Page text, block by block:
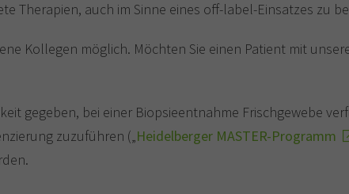
Therapien, auch im Sinne eines off-label-Einsatzes zu
Kollegen möglich. Möchten Sie einen Patient mit
gegeben, bei einer Biopsieentnahme Frischgewebe
zuzuführen („Heidelberger MASTER-Programm